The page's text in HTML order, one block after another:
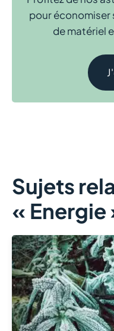
pour économiser
de matériel
Sujets
« Energie